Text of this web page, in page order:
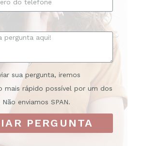
sua pergunta, iremos
mais rápido possível por um dos
enviamos SPAN.
PERGUNTA